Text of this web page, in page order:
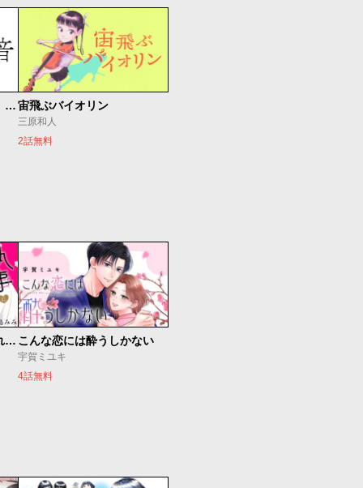
もうひとつのピアノの森 整う音宙飛ぶバイオリン
三原和人
2話無料
執事に初夜をおあずけされてます。 こんな恋には酔うしかない
宇賀ミユキ
4話無料